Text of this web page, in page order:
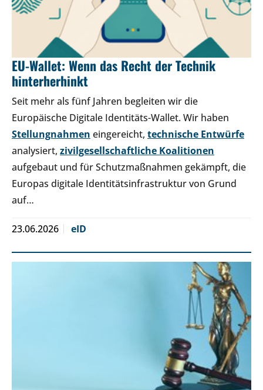
EU-Wallet: Wenn das Recht der Technik
hinterherhinkt
Seit mehr als fünf Jahren begleiten wir die
Europäische Digitale Identitäts-Wallet. Wir haben
Stellungnahmen eingereicht, technische Entwürfe
analysiert, zivilgesellschaftliche Koalitionen
aufgebaut und für Schutzmaßnahmen gekämpft, die
Europas digitale Identitätsinfrastruktur von Grund
auf…
23.06.2026 eID